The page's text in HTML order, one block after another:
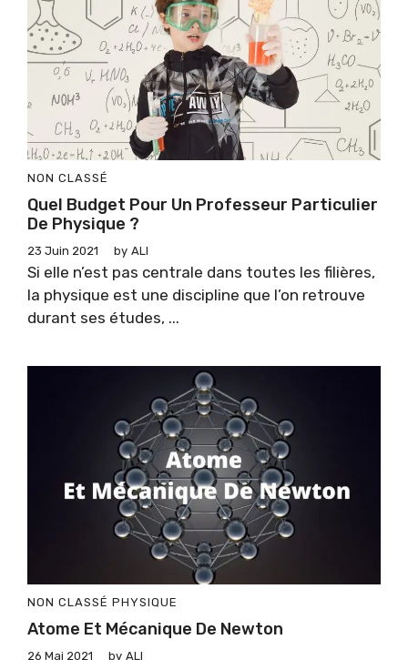
NON CLASSÉ
Quel Budget Pour Un Professeur Particulier
De Physique ?
23 Juin 2021 by ALI
Si elle n’est pas centrale dans toutes les filières,
la physique est une discipline que l’on retrouve
durant ses études, ...
NON CLASSÉ PHYSIQUE
Atome Et Mécanique De Newton
26 Mai 2021 by ALI